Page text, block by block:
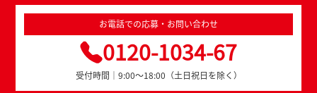
お電話での応募・お問い合わせ
0120-1034-67
受付時間｜9:00～18:00（土日祝日を除く）